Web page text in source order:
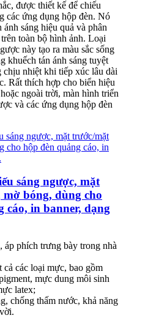
được thiết kế để chiếu
các ứng dụng hộp đèn. Nó
sáng hiệu quả và phân
toàn bộ hình ảnh. Loại
này tạo ra màu sắc sống
khuếch tán ánh sáng tuyệt
chịu nhiệt khi tiếp xúc lâu dài
Rất thích hợp cho biển hiệu
ngoài trời, màn hình triển
và các ứng dụng hộp đèn
sáng ngược, mặt
bóng, dùng cho
cáo, in banner, dạng
áp phích trưng bày trong nhà
các loại mực, bao gồm
mực dung môi sinh
latex;
chống thấm nước, khả năng